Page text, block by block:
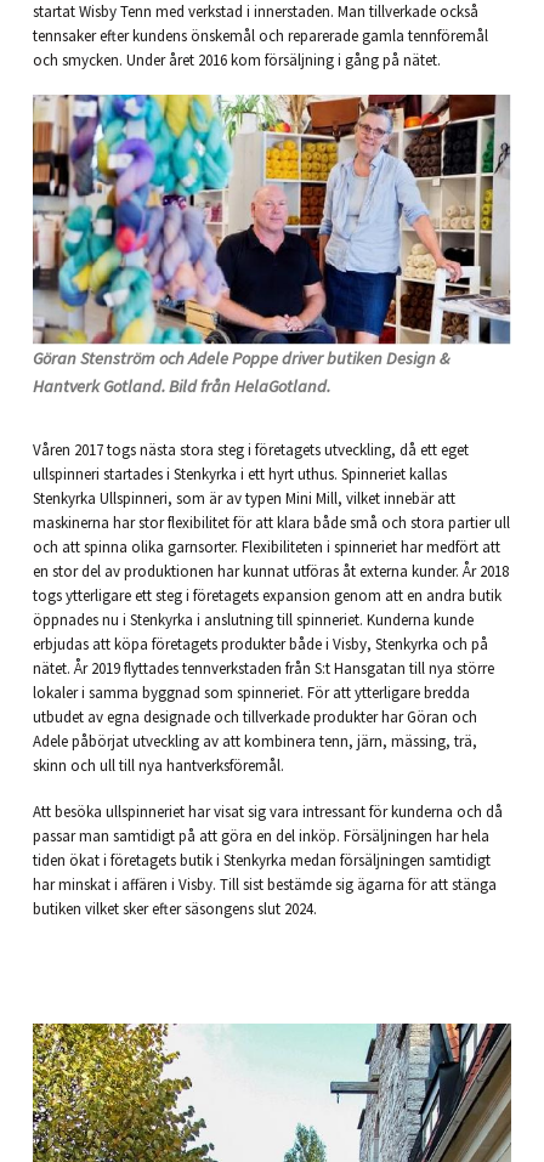
startat Wisby Tenn med verkstad i innerstaden. Man tillverkade också
tennsaker efter kundens önskemål och reparerade gamla tennföremål
och smycken. Under året 2016 kom försäljning i gång på nätet.
Göran Stenström och Adele Poppe driver butiken Design &
Hantverk Gotland. Bild från HelaGotland.
Våren 2017 togs nästa stora steg i företagets utveckling, då ett eget
ullspinneri startades i Stenkyrka i ett hyrt uthus. Spinneriet kallas
Stenkyrka Ullspinneri, som är av typen Mini Mill, vilket innebär att
maskinerna har stor flexibilitet för att klara både små och stora partier ull
och att spinna olika garnsorter. Flexibiliteten i spinneriet har medfört att
en stor del av produktionen har kunnat utföras åt externa kunder. År 2018
togs ytterligare ett steg i företagets expansion genom att en andra butik
öppnades nu i Stenkyrka i anslutning till spinneriet. Kunderna kunde
erbjudas att köpa företagets produkter både i Visby, Stenkyrka och på
nätet. År 2019 flyttades tennverkstaden från S:t Hansgatan till nya större
lokaler i samma byggnad som spinneriet. För att ytterligare bredda
utbudet av egna designade och tillverkade produkter har Göran och
Adele påbörjat utveckling av att kombinera tenn, järn, mässing, trä,
skinn och ull till nya hantverksföremål.
Att besöka ullspinneriet har visat sig vara intressant för kunderna och då
passar man samtidigt på att göra en del inköp. Försäljningen har hela
tiden ökat i företagets butik i Stenkyrka medan försäljningen samtidigt
har minskat i affären i Visby. Till sist bestämde sig ägarna för att stänga
butiken vilket sker efter säsongens slut 2024.